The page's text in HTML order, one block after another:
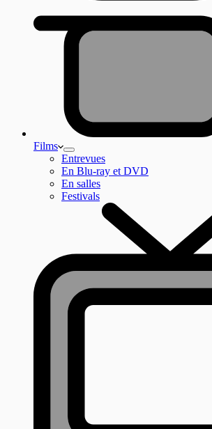
Films
Entrevues
En Blu-ray et DVD
En salles
Festivals